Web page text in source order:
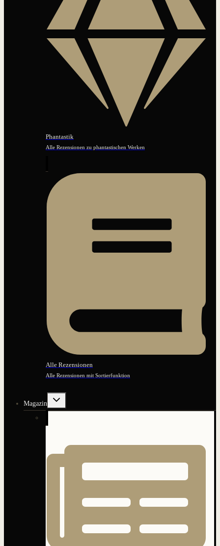
Phantastik
Alle Rezensionen zu phantastischen Werken
Alle Rezensionen
Alle Rezensionen mit Sortierfunktion
Magazin
Untermenü